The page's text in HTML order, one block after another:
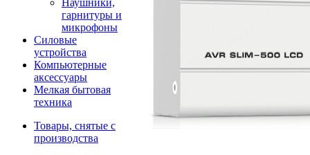
Наушники,
гарнитуры и
микрофоны
Силовые
устройства
Компьютерные
аксессуары
Мелкая бытовая
техника
Товары, снятые с
производства